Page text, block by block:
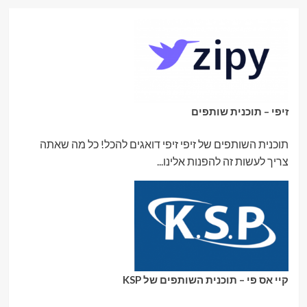
זיפי – תוכנית שותפים
תוכנית השותפים של זיפי זיפי דואגים להכל! כל מה שאתה
צריך לעשות זה להפנות אלינו...
קיי אס פי – תוכנית השותפים של KSP